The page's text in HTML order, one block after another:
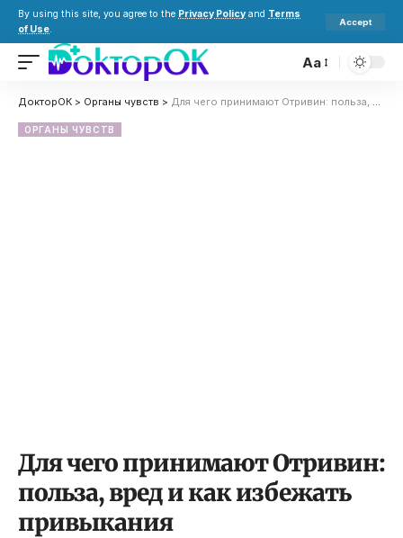
By using this site, you agree to the Privacy Policy and Terms
of Use.
Accept
Aa
ДокторОК > Органы чувств > Для чего принимают Отривин: польза, вред и как избежать привыкания
ОРГАНЫ ЧУВСТВ
Для чего принимают Отривин:
польза, вред и как избежать
привыкания